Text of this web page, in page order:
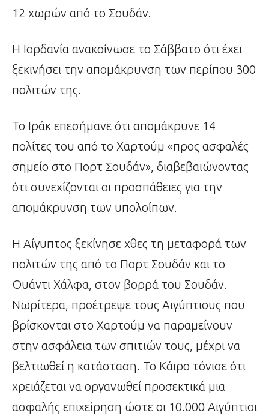
12 χωρών από το Σουδάν.
Η Ιορδανία ανακοίνωσε το Σάββατο ότι έχει
ξεκινήσει την απομάκρυνση των περίπου 300
πολιτών της.
Το Ιράκ επεσήμανε ότι απομάκρυνε 14
πολίτες του από το Χαρτούμ «προς ασφαλές
σημείο στο Πορτ Σουδάν», διαβεβαιώνοντας
ότι συνεχίζονται οι προσπάθειες για την
απομάκρυνση των υπολοίπων.
Η Αίγυπτος ξεκίνησε χθες τη μεταφορά των
πολιτών της από το Πορτ Σουδάν και το
Ουάντι Χάλφα, στον βορρά του Σουδάν.
Νωρίτερα, προέτρεψε τους Αιγύπτιους που
βρίσκονται στο Χαρτούμ να παραμείνουν
στην ασφάλεια των σπιτιών τους, μέχρι να
βελτιωθεί η κατάσταση. Το Κάιρο τόνισε ότι
χρειάζεται να οργανωθεί προσεκτικά μια
ασφαλής επιχείρηση ώστε οι 10.000 Αιγύπτιοι